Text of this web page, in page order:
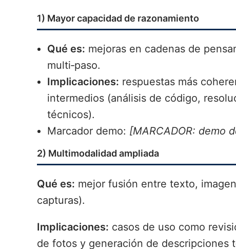
1) Mayor capacidad de razonamiento
Qué es: mejoras en cadenas de
multi‑paso.
Implicaciones: respuestas más
intermedios (análisis de código,
técnicos).
Marcador demo: [MARCADOR: demo
2) Multimodalidad ampliada
Qué es: mejor fusión entre texto,
capturas).
Implicaciones: casos de uso como
de fotos y generación de descripciones